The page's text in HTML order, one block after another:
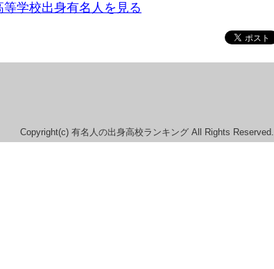
学校出身有名人を見る
Copyright(c) 有名人の出身高校ランキング All Rights Reserved.